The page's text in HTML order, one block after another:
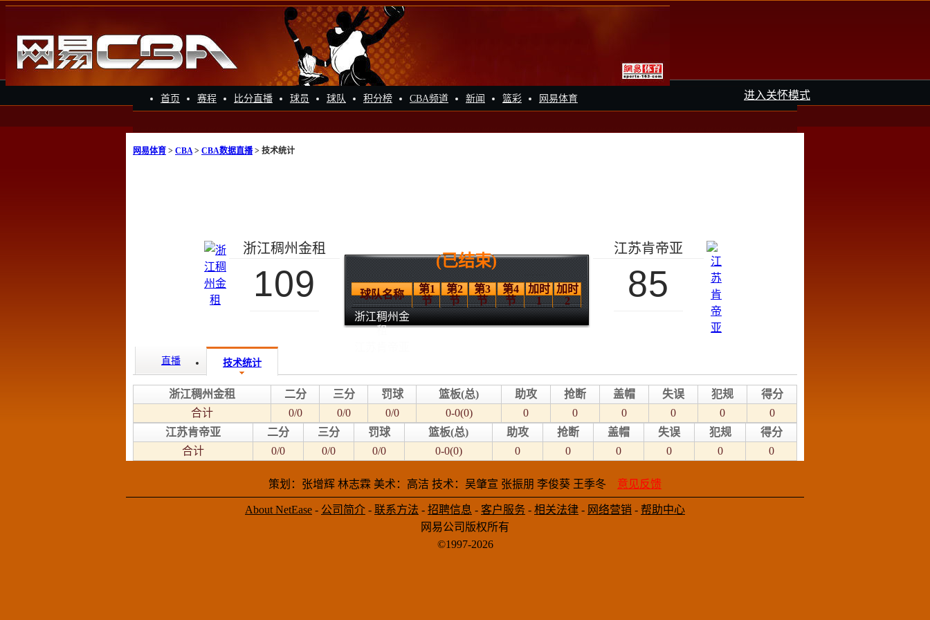
进入关怀模式
首页 赛程 比分直播 球员 球队 积分榜 CBA频道 新闻 篮彩 网易体育
网易体育 > CBA> CBA数据直播> 技术统计
浙江稠州金租
109
(已结束)
球队名称
第1
节
第2
节
第3
节
第4
节
加时
1
加时
2
浙江稠州金
租
江苏肯帝亚
85
直播 技术统计
浙江稠州金租 二分 三分 罚球 篮板(总) 助攻 抢断 盖帽 失误 犯规
得分
合计
0/0 0/0 0/0 0-0(0) 0 0 0 0 0
0
江苏肯帝亚
二分 三分 罚球 篮板(总) 助攻 抢断 盖帽 失误 犯规
得分
合计
0/0 0/0 0/0 0-0(0) 0 0 0 0 0 0
策划：张增辉 林志霖 美术：高洁 技术：吴肇宣 张振朋 李俊葵 王季冬 意见反馈
About NetEase - 公司简介 - 联系方法 - 招聘信息 - 客户服务 - 相关法律 - 网络营销 - 帮助中心
网易公司版权所有
©1997-2026